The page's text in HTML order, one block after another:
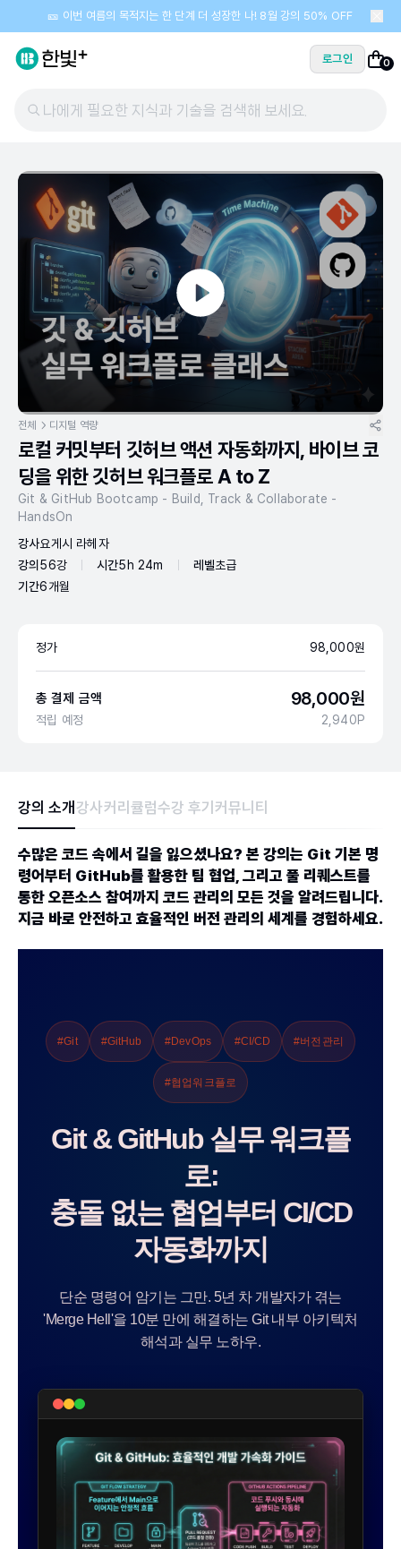
🎫 이번 여름의 목적지는 한 단계 더 성장한 나! 8월 강의 50% OFF
로그인 0
나에게 필요한 지식과 기술을 검색해 보세요.
전체 디지털 역량
로컬 커밋부터 깃허브 액션 자동화까지, 바이브 코
딩을 위한 깃허브 워크플로 A to Z
Git & GitHub Bootcamp - Build, Track & Collaborate -
HandsOn
강사요게시 라헤자
강의 56강 시간5h 24m 레벨초급
기간6개월
정가 98,000원
총 결제 금액 98,000원
적립 예정 2,940P
강의 소개 강사커리큘럼수강 후기 커뮤니티
수많은 코드 속에서 길을 잃으셨나요? 본 강의는 Git 기본 명
령어부터 GitHub를 활용한 팀 협업, 그리고 풀 리퀘스트를
통한 오픈소스 참여까지 코드 관리의 모든 것을 알려드립니다.
지금 바로 안전하고 효율적인 버전 관리의 세계를 경험하세요.
#Git #GitHub #DevOps #CI/CD #버전관리
#협업워크플로
Git & GitHub 실무 워크플
로:
충돌 없는 협업부터 CI/CD
자동화까지
단순 명령어 암기는 그만. 5년 차 개발자가 겪는
'Merge Hell'을 10분 만에 해결하는 Git 내부 아키텍처
해석과 실무 노하우.